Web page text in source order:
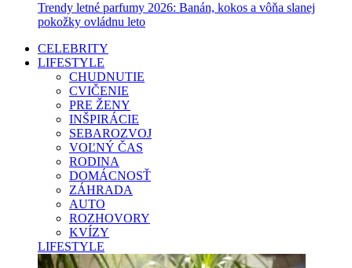
Trendy letné parfumy 2026: Banán, kokos a vôňa slanej
pokožky ovládnu leto
CELEBRITY
LIFESTYLE
CHUDNUTIE
CVIČENIE
PRE ŽENY
INŠPIRÁCIE
SEBAROZVOJ
VOĽNÝ ČAS
RODINA
DOMÁCNOSŤ
ZÁHRADA
AUTO
ROZHOVORY
KVÍZY
LIFESTYLE